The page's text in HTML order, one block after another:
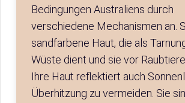
Bedingungen Australiens durch
verschiedene Mechanismen an.
sandfarbene Haut, die als
Wüste dient und sie vor
Ihre Haut reflektiert auch
Überhitzung zu vermeiden. Sie